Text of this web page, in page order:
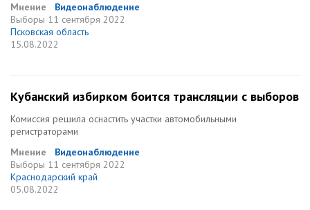
Мнение
Видеонаблюдение
Выборы 11 сентября 2022
Псковская область
15.08.2022
Кубанский избирком боится трансляции с выборов
Комиссия решила оснастить участки автомобильными
регистраторами
Мнение
Видеонаблюдение
Выборы 11 сентября 2022
Краснодарский край
05.08.2022